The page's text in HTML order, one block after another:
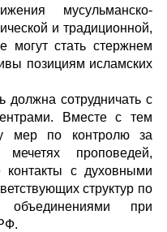
мусульманско-
и традиционной,
могут стать стержнем
позициям исламских
должна сотрудничать с
Вместе с тем
мер по контролю за
проповедей,
контакты с духовными
структур по
при